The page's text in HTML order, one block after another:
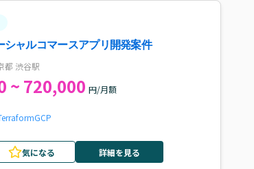
シャルコマースアプリ開発案件
都 渋谷駅
~ 720,000 円/月額
GCP
気になる 詳細を見る